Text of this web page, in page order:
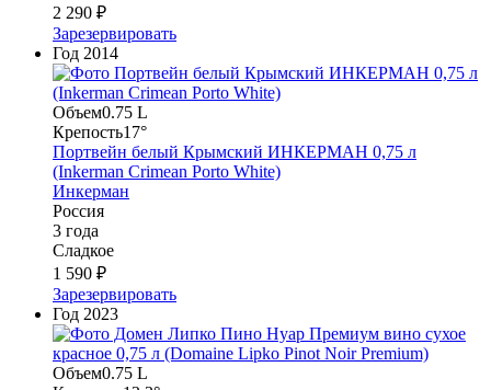
2 290 ₽
Зарезервировать
Год 2014
Объем0.75 L
Крепость17°
Портвейн белый Крымский ИНКЕРМАН 0,75 л
(Inkerman Crimean Porto White)
Инкерман
Россия
3 года
Сладкое
1 590 ₽
Зарезервировать
Год 2023
Объем0.75 L